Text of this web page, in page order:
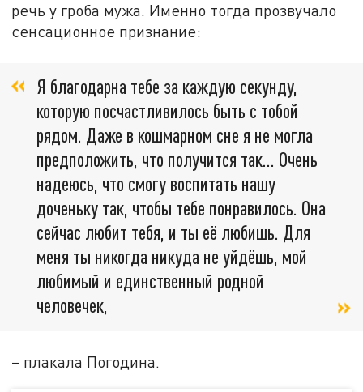
речь у гроба мужа. Именно тогда прозвучало
сенсационное признание:
Я благодарна тебе за каждую секунду,
которую посчастливилось быть с тобой
рядом. Даже в кошмарном сне я не могла
предположить, что получится так… Очень
надеюсь, что смогу воспитать нашу
доченьку так, чтобы тебе понравилось. Она
сейчас любит тебя, и ты её любишь. Для
меня ты никогда никуда не уйдёшь, мой
любимый и единственный родной
человечек,
– плакала Погодина.